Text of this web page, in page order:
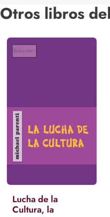
Otros libros
Lucha de la
Cultura, la